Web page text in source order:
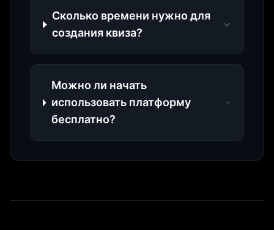
Сколько времени нужно для
создания квиза?
Можно ли начать
использовать платформу
бесплатно?